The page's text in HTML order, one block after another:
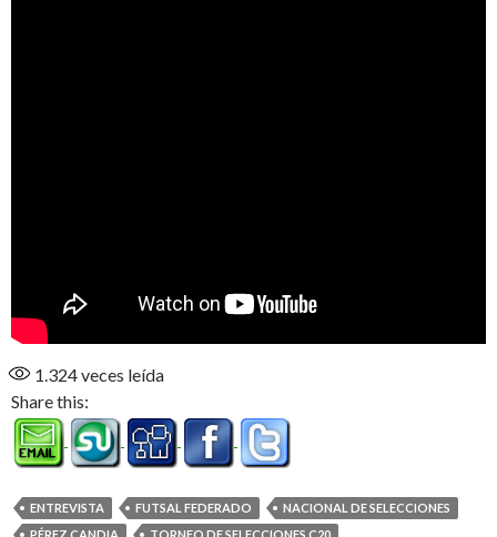
1.324veces leída
Share this:
ENTREVISTA FUTSAL FEDERADO
NACIONAL DE SELECCIONES
PÉREZ CANDIA
TORNEO DE SELECCIONES C20